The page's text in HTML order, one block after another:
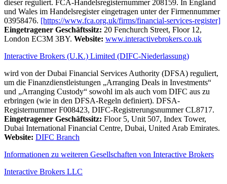
dieser reguliert. FCA-Handelsregisternummer 208159. In England
und Wales im Handelsregister eingetragen unter der Firmennummer
03958476. [https://www.fca.org.uk/firms/financial-services-register]
Eingetragener Geschäftssitz: 20 Fenchurch Street, Floor 12,
London EC3M 3BY. Website: www.interactivebrokers.co.uk
Interactive Brokers (U.K.) Limited (DIFC-Niederlassung)
wird von der Dubai Financial Services Authority (DFSA) reguliert,
um die Finanzdienstleistungen „Arranging Deals in Investments“
und „Arranging Custody“ sowohl im als auch vom DIFC aus zu
erbringen (wie in den DFSA-Regeln definiert). DFSA-
Registernummer F008423, DIFC-Registrerungsnummer CL8717.
Eingetragener Geschäftssitz: Floor 5, Unit 507, Index Tower,
Dubai International Financial Centre, Dubai, United Arab Emirates.
Website: DIFC Branch
Informationen zu weiteren Gesellschaften von Interactive Brokers
Interactive Brokers LLC